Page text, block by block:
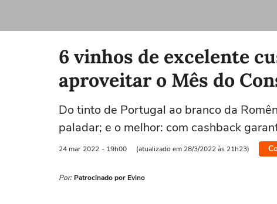
6 vinhos de excelente
aproveitar o Mês do
Do tinto de Portugal ao branco da
paladar; e o melhor: com cashback
24 mar 2022 - 19h00 (atualizado em 28/3/2022 às 21h23)
Por: Patrocinado por Evino